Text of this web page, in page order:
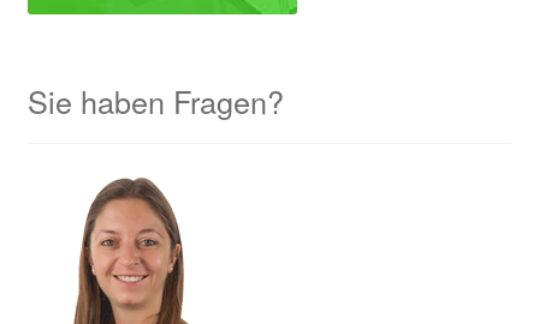
Sie haben Fragen?